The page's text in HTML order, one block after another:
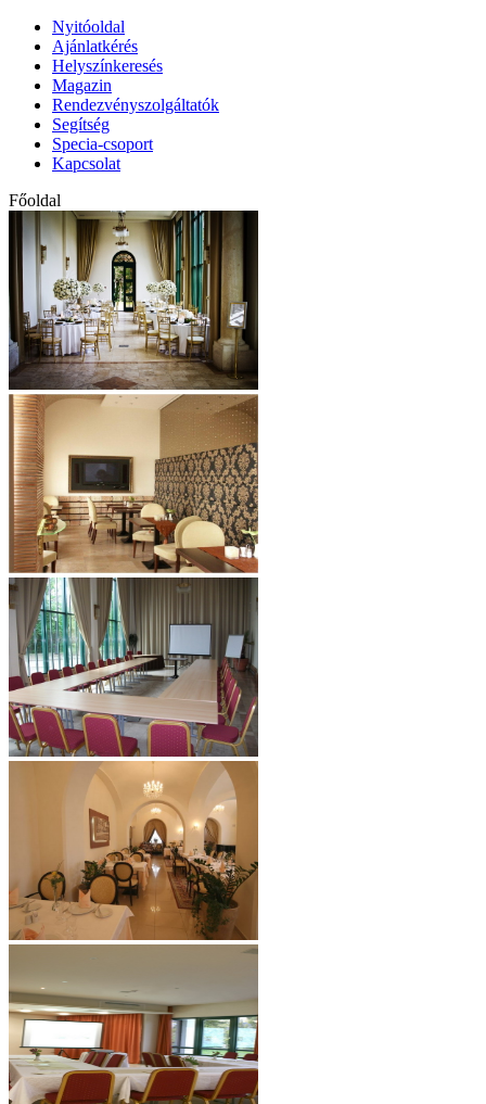
Nyitóoldal
Ajánlatkérés
Helyszínkeresés
Magazin
Rendezvényszolgáltatók
Segítség
Specia-csoport
Kapcsolat
Főoldal